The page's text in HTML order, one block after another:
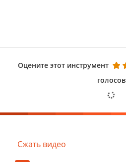
Оцените этот инструмент
голосов
Сжать видео